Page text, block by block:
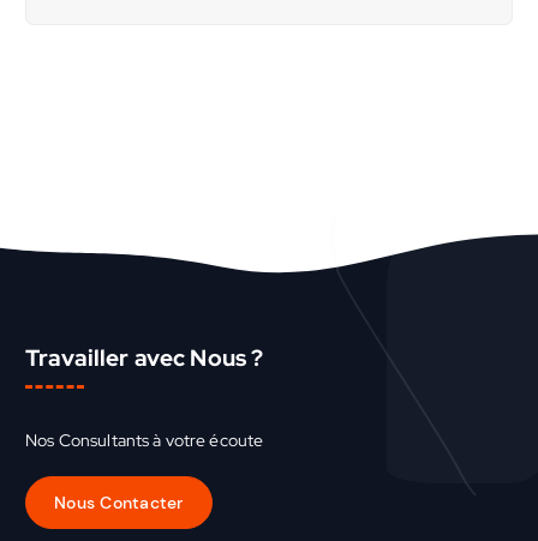
Travailler avec Nous ?
Nos Consultants à votre écoute